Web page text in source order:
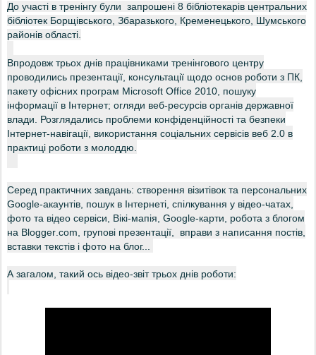
До участі в тренінгу були запрошені 8 бібліотекарів центральних
бібліотек Борщівського, Збаразького, Кременецького, Шумського
районів області.
Впродовж трьох днів працівниками тренінгового центру
проводились презентації, консультації щодо основ роботи з ПК,
пакету офісних програм Microsoft Office 2010, пошуку
інформації в Інтернет; огляди веб-ресурсів органів державної
влади. Розглядались проблеми конфіденційності та безпеки
Інтернет-навігації, використання соціальних сервісів веб 2.0 в
практиці роботи з молоддю.
Серед практичних завдань: створення візитівок та персональних
Google-акаунтів, пошук в Інтернеті, спілкування у відео-чатах,
фото та відео сервіси, Вікі-мапія, Google-карти, робота з блогом
на Blogger com , групові презентації,
вправи з написання постів,
вставки текстів і фото на блог...
А загалом, такий ось відео-звіт трьох днів роботи: